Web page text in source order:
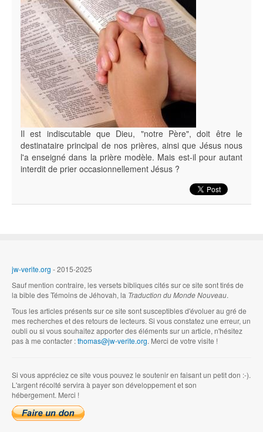
Il est indiscutable que Dieu, "notre Père", doit être le
destinataire principal de nos prières, ainsi que Jésus nous
l'a enseigné dans la prière modèle. Mais est-il pour autant
interdit de prier occasionnellement Jésus ?
jw-verite.org - 2015-2025
Sauf mention contraire, les versets bibliques cités sur ce site sont tirés de
la bible des Témoins de Jéhovah, la Traduction du Monde Nouveau.
Tous les articles présents sur ce site sont susceptibles d'évoluer au gré de
mes recherches et des retours de lecteurs. Si vous constatez une erreur, un
oubli ou si vous souhaitez apporter des éléments sur un article, n'hésitez
pas à me contacter :thomas@jw-verite.org. Merci de votre visite !
Si vous appréciez ce site vous pouvez le soutenir en faisant un petit don :-).
L'argent récolté servira à payer son développement et son
hébergement. Merci !